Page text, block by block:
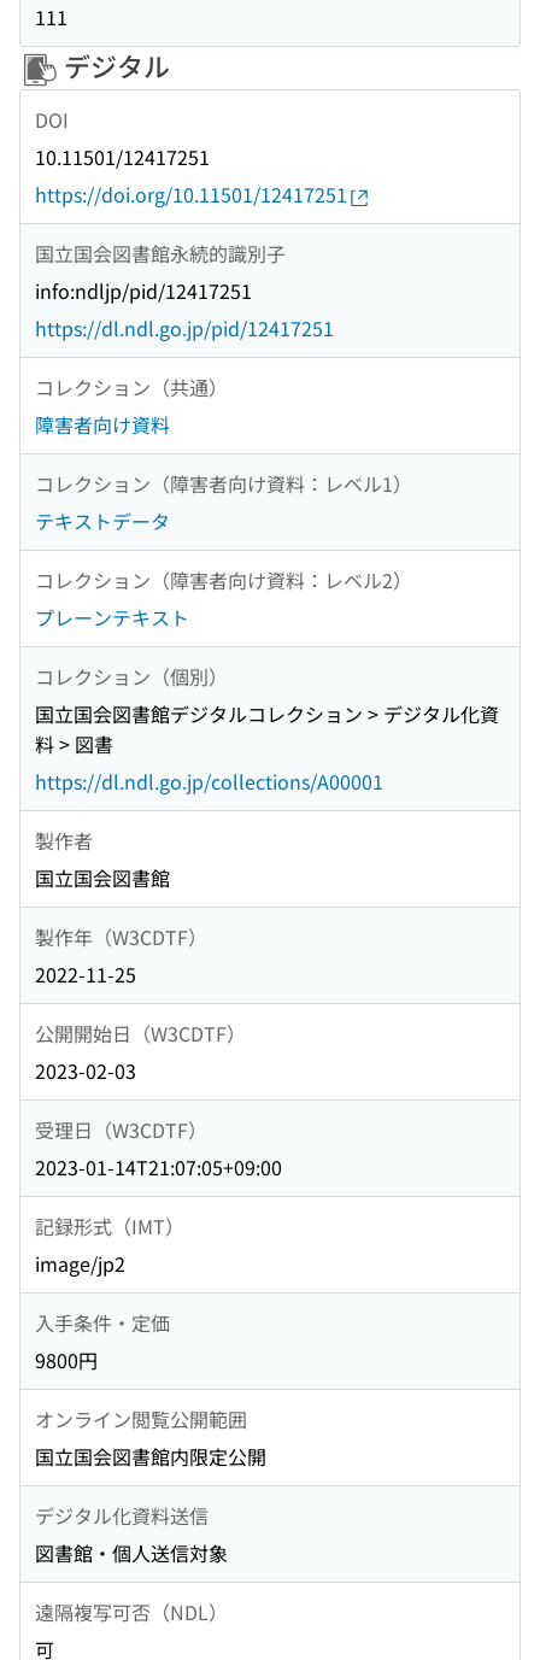
111
デジタル
DOI
10.11501/12417251
https://doi.org/10.11501/12417251
国立国会図書館永続的識別子
info:ndljp/pid/12417251
https://dl.ndl.go.jp/pid/12417251
コレクション（共通）
障害者向け資料
コレクション（障害者向け資料：レベル1）
テキストデータ
コレクション（障害者向け資料：レベル2）
プレーンテキスト
コレクション（個別）
国立国会図書館デジタルコレクション > デジタル化資
料 > 図書
https://dl.ndl.go.jp/collections/A00001
製作者
国立国会図書館
製作年（W3CDTF）
2022-11-25
公開開始日（W3CDTF）
2023-02-03
受理日（W3CDTF）
2023-01-14T21:07:05+09:00
記録形式（IMT）
image/jp2
入手条件・定価
9800円
オンライン閲覧公開範囲
国立国会図書館内限定公開
デジタル化資料送信
図書館・個人送信対象
遠隔複写可否（NDL）
可